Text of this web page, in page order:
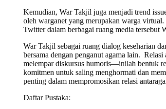
Kemudian, War Takjil juga menjadi trend
oleh warganet yang merupakan warga
Twitter dalam berbagai ruang media tersebut
War Takjil sebagai ruang dialog keseharian
bersama dengan penganut agama lain. Relasi
melempar diskursus humoris—inilah bentuk
komitmen untuk saling menghormati dan
penting dalam mempromosikan relasi
Daftar Pustaka: